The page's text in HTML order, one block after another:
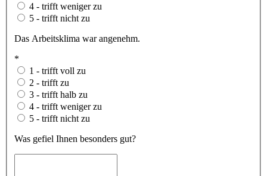
4 - trifft weniger zu
5 - trifft nicht zu
Das Arbeitsklima war angenehm.
*
1 - trifft voll zu
2 - trifft zu
3 - trifft halb zu
4 - trifft weniger zu
5 - trifft nicht zu
Was gefiel Ihnen besonders gut?